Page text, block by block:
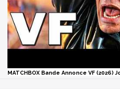
MATCHBOX Bande Annonce VF (2026)